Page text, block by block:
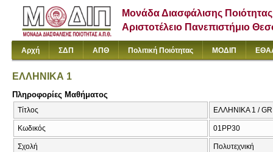
Μονάδα Διασφάλισης Ποιότητας
Αριστοτέλειο Πανεπιστήμιο
Αρχή ΣΔΠ ΑΠΘ Πολιτική Ποιότητας ΜΟΔΙΠ
ΕΛΛΗΝΙΚΑ 1
Πληροφορίες Μαθήματος
Τίτλος ΕΛΛΗΝΙΚΑ 1 /
Κωδικός 01PP30
Σχολή Πολυτεχνική